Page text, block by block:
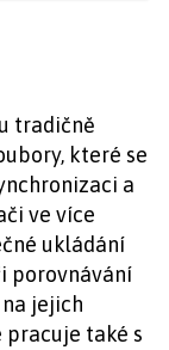
tradičně
které se
a
ve více
ukládání
porovnávání
jejich
pracuje také s